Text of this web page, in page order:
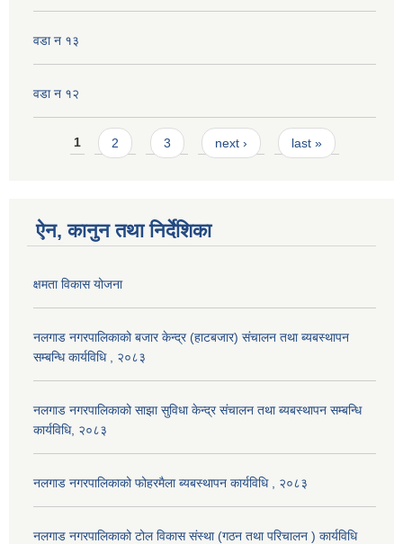
वडा न १३
वडा न १२
Pages
1 2 3 next › last »
ऐन, कानुन तथा निर्देशिका
क्षमता विकास योजना
नलगाड नगरपालिकाको बजार केन्द्र (हाटबजार) संचालन तथा ब्यबस्थापन
सम्बन्धि कार्यविधि , २०८३
नलगाड नगरपालिकाको साझा सुविधा केन्द्र संचालन तथा ब्यबस्थापन सम्बन्धि
कार्यविधि, २०८३
नलगाड नगरपालिकाको फोहरमैला ब्यबस्थापन कार्यविधि , २०८३
नलगाड नगरपालिकाको टोल विकास संस्था (गठन तथा परिचालन ) कार्यविधि